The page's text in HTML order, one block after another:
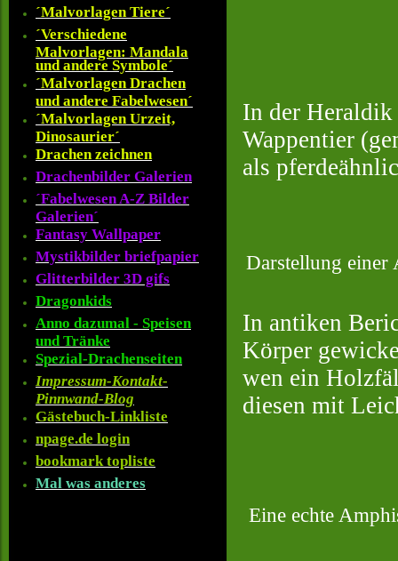
´Malvorlagen Tiere´
´Verschiedene
Malvorlagen: Mandala
und andere Symbole´
´Malvorlagen Drachen
und andere Fabelwesen´
´Malvorlagen Urzeit,
Dinosaurier´
Drachen zeichnen
Drachenbilder Galerien
´Fabelwesen A-Z Bilder
Galerien´
Fantasy Wallpaper
Mystikbilder briefpapier
Glitterbilder 3D gifs
Dragonkids
Anno dazumal - Speisen
und Tränke
Spezial-Drachenseiten
Impressum-Kontakt-
Pinnwand-Blog
Gästebuch-Linkliste
npage.de login
bookmark topliste
Mal was anderes
In der Heraldik
Wappentier
als
Darstellung einer
In antiken
Körper
wen ein
diesen mit
Eine echte